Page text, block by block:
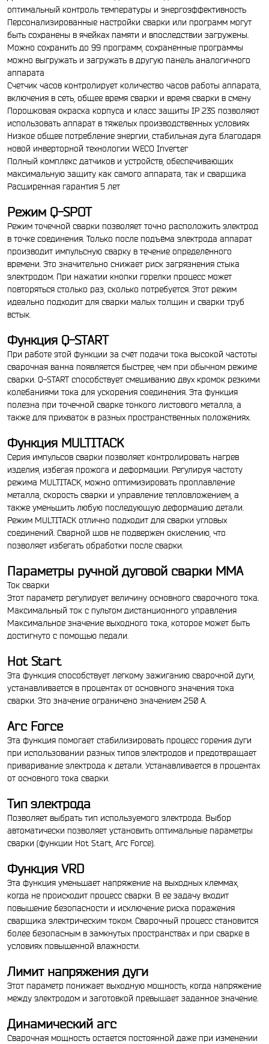
оптимальный контроль температуры и энергоэффективность
Персонализированные настройки сварки или программ могут
быть сохранены в ячейках памяти и впоследствии загружены.
Можно сохранить до 99 программ, сохраненные программы
можно выгружать и загружать в другую панель аналогичного
аппарата
Счетчик часов контролирует количество часов работы аппарата,
включения в сеть, общее время сварки и время сварки в смену
Порошковая окраска корпуса и класс защиты IP 23S позволяют
использовать аппарат в тяжелых производственных условиях
Низкое общее потребление энергии, стабильная дуга благодаря
новой инверторной технологии WECO Inverter
Полный комплекс датчиков и устройств, обеспечивающих
максимальную защиту как самого аппарата, так и сварщика
Расширенная гарантия 5 лет
Режим Q-SPOT
Режим точечной сварки позволяет точно расположить электрод
в точке соединения. Только после подъёма электрода аппарат
производит импульсную сварку в течение определённого
времени. Это значительно снижает риск загрязнения стыка
электродом. При нажатии кнопки горелки процесс может
повторяться столько раз, сколько потребуется. Этот режим
идеально подходит для сварки малых толщин и сварки труб
встык.
Функция Q-START
При работе этой функции за счёт подачи тока высокой частоты
сварочная ванна появляется быстрее, чем при обычном режиме
сварки. Q-START способствует смешиванию двух кромок резкими
колебаниями тока для ускорения соединения. Эта функция
полезна при точечной сварке тонкого листового металла, а
также для прихваток в разных пространственных положениях.
Функция MULTITACK
Серия импульсов сварки позволяет контролировать нагрев
изделия, избегая прожога и деформации. Регулируя частоту
режима MULTITACK, можно оптимизировать проплавление
металла, скорость сварки и управление тепловложением, а
также уменьшить любую последующую деформацию детали.
Режим MULTITACK отлично подходит для сварки угловых
соединений. Сварной шов не подвержен окислению, что
позволяет избегать обработки после сварки.
Параметры ручной дуговой сварки ММА
Ток сварки
Этот параметр регулирует величину основного сварочного тока.
Максимальный ток с пультом дистанционного управления
Максимальное значение выходного тока, которое может быть
достигнуто с помощью педали.
Hot Start
Эта функция способствует легкому зажиганию сварочной дуги,
устанавливается в процентах от основного значения тока
сварки. Это значение ограничено значением 250 А.
Arc Force
Эта функция помогает стабилизировать процесс горения дуги
при использовании разных типов электродов и предотвращает
приваривание электрода к детали. Устанавливается в процентах
от основного тока сварки.
Тип электрода
Позволяет выбрать тип используемого электрода. Выбор
автоматически позволяет установить оптимальные параметры
сварки (функции Hot Start, Arc Force).
Функция VRD
Эта функция уменьшает напряжение на выходных клеммах,
когда не происходит процесс сварки. В ее задачу входит
повышение безопасности и исключение риска поражения
сварщика электрическим током. Сварочный процесс становится
более безопасным в замкнутых пространствах и при сварке в
условиях повышенной влажности.
Лимит напряжения дуги
Этот параметр понижает выходную мощность, когда напряжение
между электродом и заготовкой превышает заданное значение.
Динамический arc
Сварочная мощность остается постоянной даже при изменении